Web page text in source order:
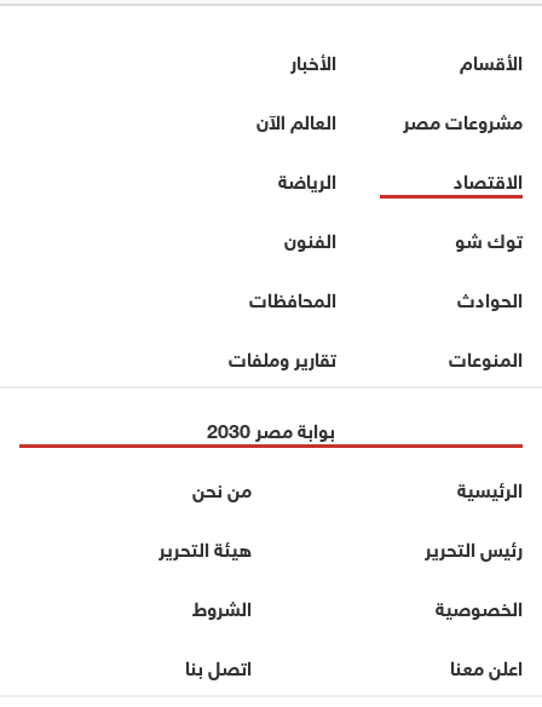
الأقسام
الأخبار
مشروعات مصر
العالم الآن
الاقتصاد
الرياضة
توك شو
الفنون
الحوادث
المحافظات
المنوعات
تقارير وملفات
بوابة مصر 2030
الرئيسية
من نحن
رئيس التحرير
هيئة التحرير
الخصوصية
الشروط
اعلن معنا
اتصل بنا